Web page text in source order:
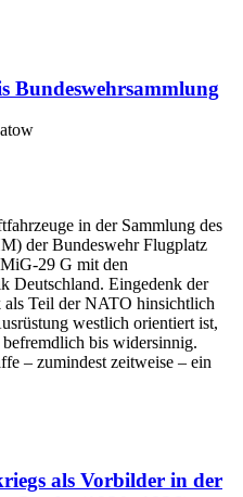
Bundeswehrsammlung
in der Sammlung des
der Bundeswehr Flugplatz
29 G mit den
Deutschland. Eingedenk der
als Teil der NATO hinsichtlich
westlich orientiert ist,
bis widersinnig.
– zumindest zeitweise – ein
als Vorbilder in der